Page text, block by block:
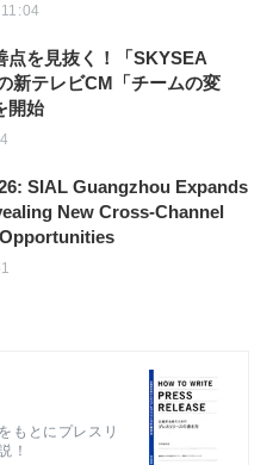
点を見抜く！「SKYSEA
新テレビCM「チームの変
開始
SIAL Guangzhou Expands
New Cross-Channel
もとにプレスリ
！